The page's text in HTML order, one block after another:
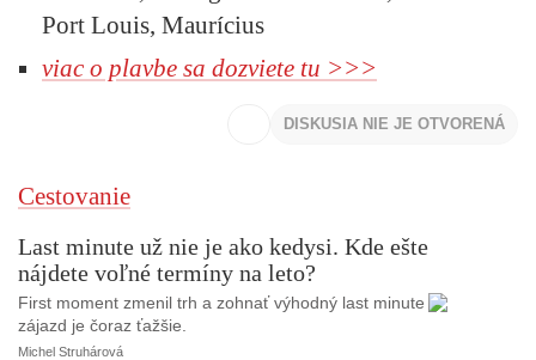
Port Louis, Maurícius
viac o plavbe sa dozviete tu >>>
DISKUSIA NIE JE OTVORENÁ
Cestovanie
Last minute už nie je ako kedysi. Kde ešte
nájdete voľné termíny na leto?
First moment zmenil trh a zohnať výhodný last minute
zájazd je čoraz ťažšie.
Michel Struhárová